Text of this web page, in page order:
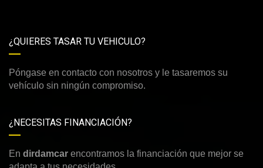
¿QUIERES TASAR TU VEHICULO?
Póngase en contacto con nosotros y le tasaremos su
vehículo sin ningún compromiso.
¿NECESITAS FINANCIACIÓN?
En dirdamcar encontramos la financiación que mejor se